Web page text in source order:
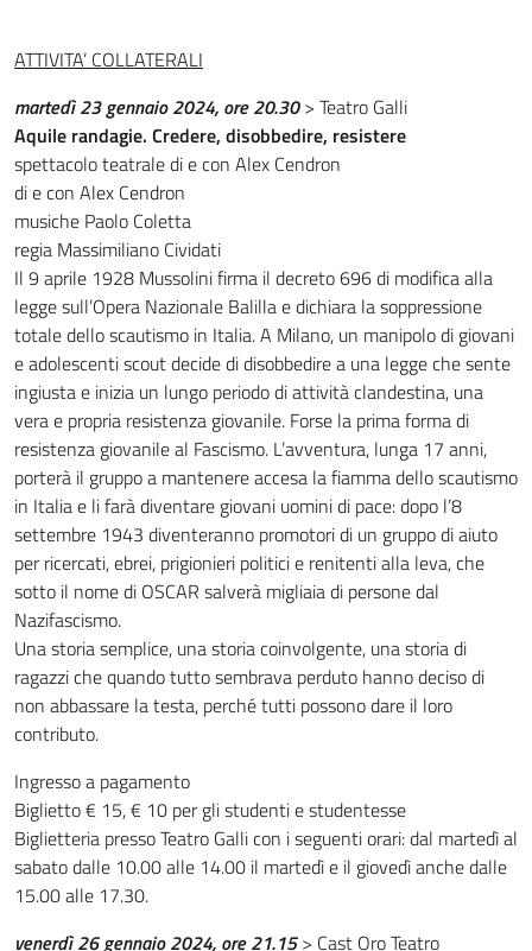
ATTIVITA’ COLLATERALI
martedì 23 gennaio 2024, ore 20.30> Teatro Galli
Aquile randagie. Credere, disobbedire, resistere
spettacolo teatrale di e con Alex Cendron
di e con Alex Cendron
musiche Paolo Coletta
regia Massimiliano Cividati
Il 9 aprile 1928 Mussolini firma il decreto 696 di modifica alla
legge sull’Opera Nazionale Balilla e dichiara la soppressione
totale dello scautismo in Italia. A Milano, un manipolo di giovani
e adolescenti scout decide di disobbedire a una legge che sente
ingiusta e inizia un lungo periodo di attività clandestina, una
vera e propria resistenza giovanile. Forse la prima forma di
resistenza giovanile al Fascismo. L’avventura, lunga 17 anni,
porterà il gruppo a mantenere accesa la fiamma dello scautismo
in Italia e li farà diventare giovani uomini di pace: dopo l’8
settembre 1943 diventeranno promotori di un gruppo di aiuto
per ricercati, ebrei, prigionieri politici e renitenti alla leva, che
sotto il nome di OSCAR salverà migliaia di persone dal
Nazifascismo.
Una storia semplice, una storia coinvolgente, una storia di
ragazzi che quando tutto sembrava perduto hanno deciso di
non abbassare la testa, perché tutti possono dare il loro
contributo.
Ingresso a pagamento
Biglietto € 15, € 10 per gli studenti e studentesse
Biglietteria presso Teatro Galli con i seguenti orari: dal martedì al
sabato dalle 10.00 alle 14.00 il martedì e il giovedì anche dalle
15.00 alle 17.30.
venerdì 26 gennaio 2024, ore 21.15> Cast Oro Teatro